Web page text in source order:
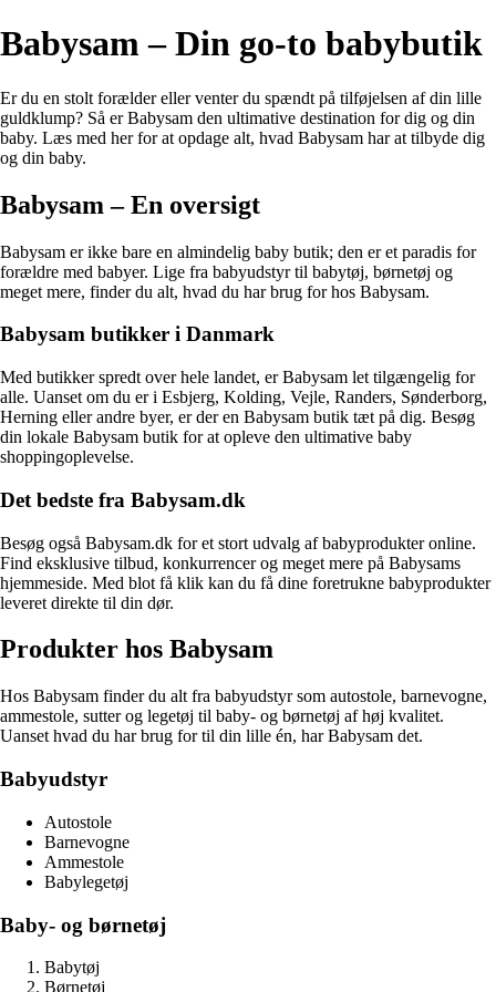
Babysam – Din go-to babybutik
Er du en stolt forælder eller venter du spændt på tilføjelsen af din lille
guldklump? Så er Babysam den ultimative destination for dig og din
baby. Læs med her for at opdage alt, hvad Babysam har at tilbyde dig
og din baby.
Babysam – En oversigt
Babysam er ikke bare en almindelig baby butik; den er et paradis for
forældre med babyer. Lige fra babyudstyr til babytøj, børnetøj og
meget mere, finder du alt, hvad du har brug for hos Babysam.
Babysam butikker i Danmark
Med butikker spredt over hele landet, er Babysam let tilgængelig for
alle. Uanset om du er i Esbjerg, Kolding, Vejle, Randers, Sønderborg,
Herning eller andre byer, er der en Babysam butik tæt på dig. Besøg
din lokale Babysam butik for at opleve den ultimative baby
shoppingoplevelse.
Det bedste fra Babysam.dk
Besøg også Babysam.dk for et stort udvalg af babyprodukter online.
Find eksklusive tilbud, konkurrencer og meget mere på Babysams
hjemmeside. Med blot få klik kan du få dine foretrukne babyprodukter
leveret direkte til din dør.
Produkter hos Babysam
Hos Babysam finder du alt fra babyudstyr som autostole, barnevogne,
ammestole, sutter og legetøj til baby- og børnetøj af høj kvalitet.
Uanset hvad du har brug for til din lille én, har Babysam det.
Babyudstyr
Autostole
Barnevogne
Ammestole
Babylegetøj
Baby- og børnetøj
Babytøj
Børnetøj